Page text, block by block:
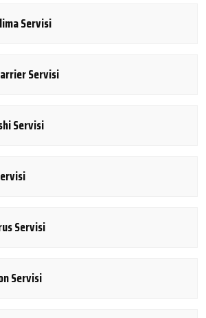
Servisi
Servisi
Servisi
Servisi
Servisi